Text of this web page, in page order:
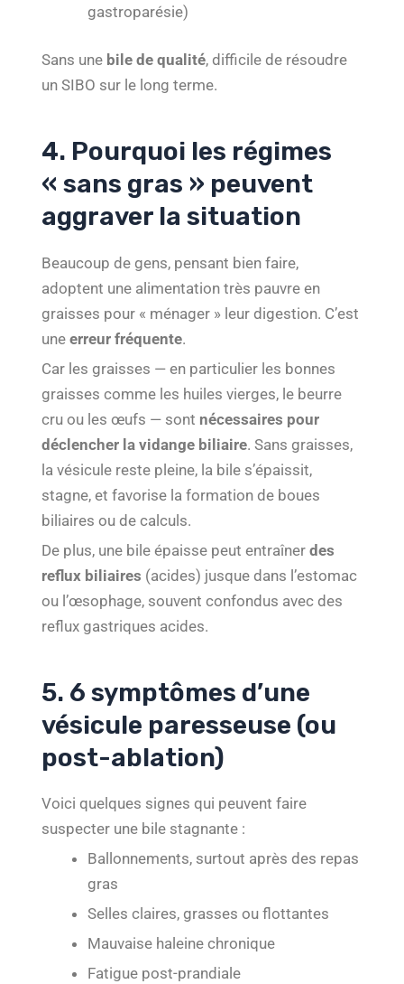
gastroparésie)
Sans une bile de qualité, difficile de résoudre
un SIBO sur le long terme.
4. Pourquoi les régimes
« sans gras » peuvent
aggraver la situation
Beaucoup de gens, pensant bien faire,
adoptent une alimentation très pauvre en
graisses pour « ménager » leur digestion. C’est
uneerreur fréquente.
Car les graisses — en particulier les bonnes
graisses comme les huiles vierges, le beurre
cru ou les œufs — sont nécessaires pour
déclencher la vidange biliaire. Sans graisses,
la vésicule reste pleine, la bile s’épaissit,
stagne, et favorise la formation de boues
biliaires ou de calculs.
De plus, une bile épaisse peut entraînerdes
reflux biliaires (acides) jusque dans l’estomac
ou l’œsophage, souvent confondus avec des
reflux gastriques acides.
5. 6 symptômes d’une
vésicule paresseuse (ou
post-ablation)
Voici quelques signes qui peuvent faire
suspecter une bile stagnante :
Ballonnements, surtout après des repas
gras
Selles claires, grasses ou flottantes
Mauvaise haleine chronique
Fatigue post-prandiale